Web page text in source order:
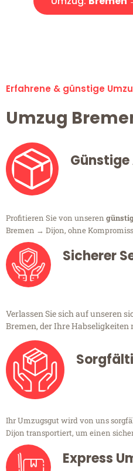
Erfahrene & günstige
Umzug
Profitieren Sie von unseren
Bremen → Dijon, ohne
Sicherer
Verlassen Sie sich auf unseren
Bremen, der Ihre
Ihr Umzugsgut wird von uns
Dijon transportiert, um einen
Express